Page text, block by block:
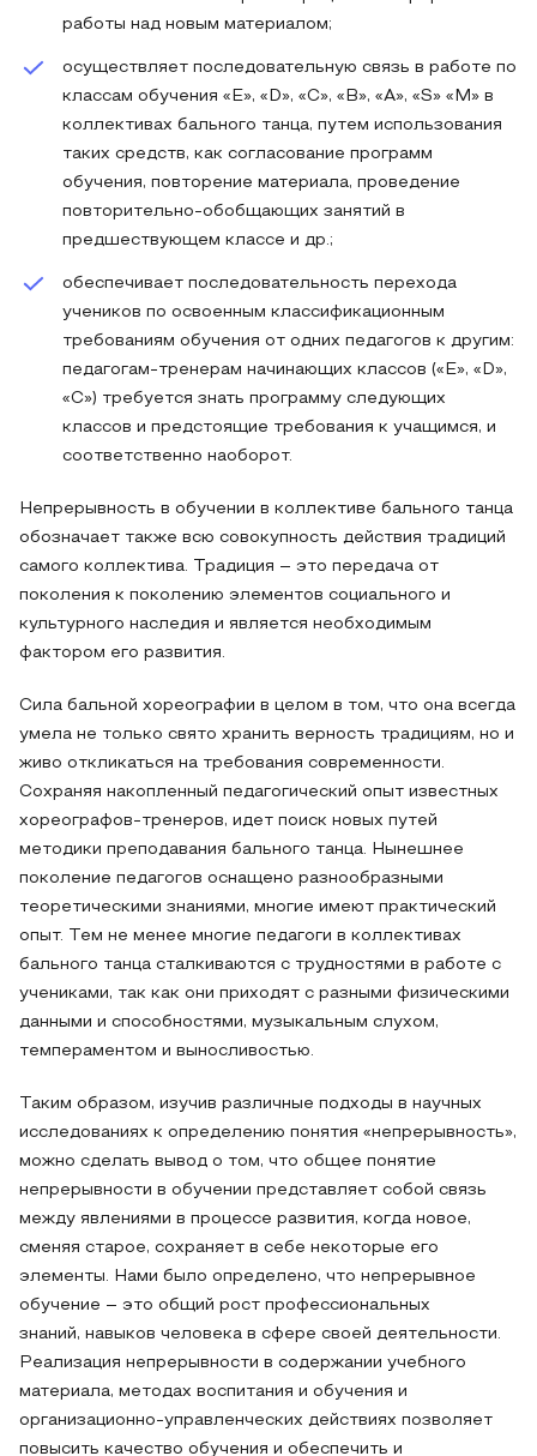
работы над новым материалом;
осуществляет последовательную связь в работе по
классам обучения «E», «D», «C», «B», «A», «S» «М» в
коллективах бального танца, путем использования
таких средств, как согласование программ
обучения, повторение материала, проведение
повторительно-обобщающих занятий в
предшествующем классе и др.;
обеспечивает последовательность перехода
учеников по освоенным классификационным
требованиям обучения от одних педагогов к другим:
педагогам-тренерам начинающих классов («E», «D»,
«C») требуется знать программу следующих
классов и предстоящие требования к учащимся, и
соответственно наоборот.
Непрерывность в обучении в коллективе бального танца
обозначает также всю совокупность действия традиций
самого коллектива. Традиция – это передача от
поколения к поколению элементов социального и
культурного наследия и является необходимым
фактором его развития.
Сила бальной хореографии в целом в том, что она всегда
умела не только свято хранить верность традициям, но и
живо откликаться на требования современности.
Сохраняя накопленный педагогический опыт известных
хореографов-тренеров, идет поиск новых путей
методики преподавания бального танца. Нынешнее
поколение педагогов оснащено разнообразными
теоретическими знаниями, многие имеют практический
опыт. Тем не менее многие педагоги в коллективах
бального танца сталкиваются с трудностями в работе с
учениками, так как они приходят с разными физическими
данными и способностями, музыкальным слухом,
темпераментом и выносливостью.
Таким образом, изучив различные подходы в научных
исследованиях к определению понятия «непрерывность»,
можно сделать вывод о том, что общее понятие
непрерывности в обучении представляет собой связь
между явлениями в процессе развития, когда новое,
сменяя старое, сохраняет в себе некоторые его
элементы. Нами было определено, что непрерывное
обучение – это общий рост профессиональных
знаний, навыков человека в сфере своей деятельности.
Реализация непрерывности в содержании учебного
материала, методах воспитания и обучения и
организационно-управленческих действиях позволяет
повысить качество обучения и обеспечить и